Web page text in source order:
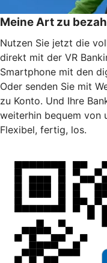
Meine Art zu
Nutzen Sie jetzt die
direkt mit der VR
Smartphone mit den
Oder senden Sie mit
zu Konto. Und Ihre
weiterhin bequem von
Flexibel, fertig, los.